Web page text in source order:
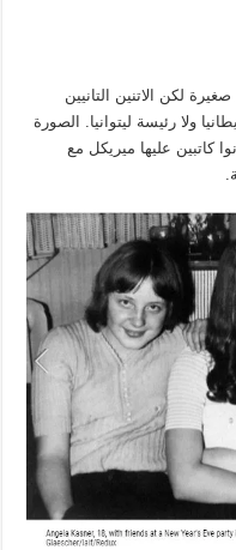
لكن الاتنين التانيين
ولا رئيسة ليتوانيا. الصورة
مجلة التايم سنة 2015 و كانوا كاتبين عليها ميريكل مع